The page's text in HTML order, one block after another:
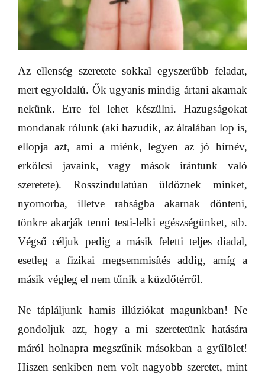
Az ellenség szeretete sokkal egyszerűbb feladat,
mert egyoldalú. Ők ugyanis mindig ártani akarnak
nekünk. Erre fel lehet készülni. Hazugságokat
mondanak rólunk (aki hazudik, az általában lop is,
ellopja azt, ami a miénk, legyen az jó hírnév,
erkölcsi javaink, vagy mások irántunk való
szeretete). Rosszindulatúan üldöznek minket,
nyomorba, illetve rabságba akarnak dönteni,
tönkre akarják tenni testi-lelki egészségünket, stb.
Végső céljuk pedig a másik feletti teljes diadal,
esetleg a fizikai megsemmisítés addig, amíg a
másik végleg el nem tűnik a küzdőtérről.
Ne tápláljunk hamis illúziókat magunkban! Ne
gondoljuk azt, hogy a mi szeretetünk hatására
máról holnapra megszűnik másokban a gyűlölet!
Hiszen senkiben nem volt nagyobb szeretet, mint